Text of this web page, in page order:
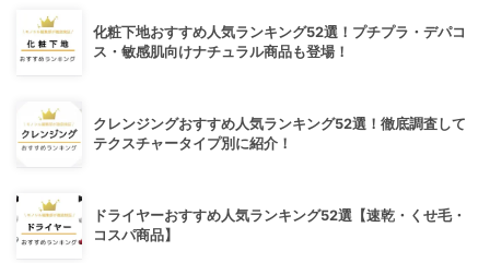
化粧下地おすすめ人気ランキング52選！プチプラ・デパコ
ス・敏感肌向けナチュラル商品も登場！
クレンジングおすすめ人気ランキング52選！徹底調査して
テクスチャータイプ別に紹介！
ドライヤーおすすめ人気ランキング52選【速乾・くせ毛・
コスパ商品】